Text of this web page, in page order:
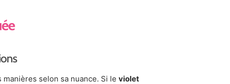
selon sa nuance. Si le violet